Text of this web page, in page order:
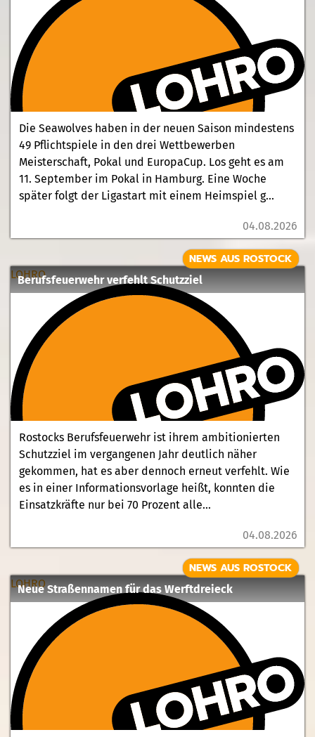
Die Seawolves haben in der neuen Saison mindestens
49 Pflichtspiele in den drei Wettbewerben
Meisterschaft, Pokal und EuropaCup. Los geht es am
11. September im Pokal in Hamburg. Eine Woche
später folgt der Ligastart mit einem Heimspiel g...
04.08.2026
LOHRO
Berufsfeuerwehr verfehlt Schutzziel
NEWS AUS ROSTOCK
Rostocks Berufsfeuerwehr ist ihrem ambitionierten
Schutzziel im vergangenen Jahr deutlich näher
gekommen, hat es aber dennoch erneut verfehlt. Wie
es in einer Informationsvorlage heißt, konnten die
Einsatzkräfte nur bei 70 Prozent alle...
04.08.2026
LOHRO
Neue Straßennamen für das Werftdreieck
NEWS AUS ROSTOCK